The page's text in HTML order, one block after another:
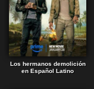
Los hermanos demolición
en Español Latino